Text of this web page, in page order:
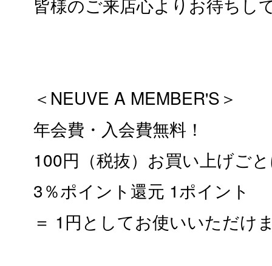
皆様のご来店心よりお待ちし
＜NEUVE A MEMBER'S＞
年会費・入会費無料！
100円（税抜）お買い上げご
3％ポイント還元 1ポイント
＝ 1円としてお使いいただけ